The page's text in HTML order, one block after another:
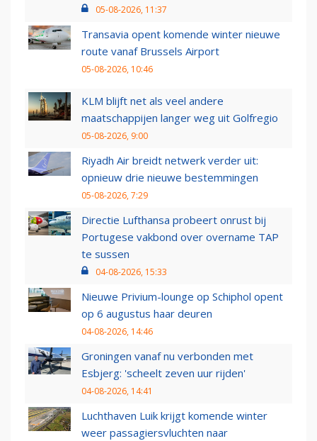
05-08-2026, 11:37
Transavia opent komende winter nieuwe
route vanaf Brussels Airport
05-08-2026, 10:46
KLM blijft net als veel andere
maatschappijen langer weg uit Golfregio
05-08-2026, 9:00
Riyadh Air breidt netwerk verder uit:
opnieuw drie nieuwe bestemmingen
05-08-2026, 7:29
Directie Lufthansa probeert onrust bij
Portugese vakbond over overname TAP
te sussen
04-08-2026, 15:33
Nieuwe Privium-lounge op Schiphol opent
op 6 augustus haar deuren
04-08-2026, 14:46
Groningen vanaf nu verbonden met
Esbjerg: 'scheelt zeven uur rijden'
04-08-2026, 14:41
Luchthaven Luik krijgt komende winter
weer passagiersvluchten naar